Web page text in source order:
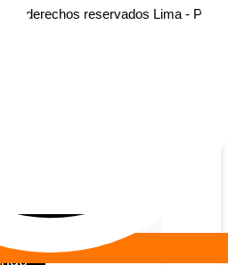
derechos reservados Lima - Peru